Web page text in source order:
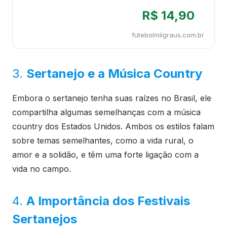
R$ 14,90
futebolmilgraus.com.br
3. Sertanejo e a Música Country
Embora o sertanejo tenha suas raízes no Brasil, ele
compartilha algumas semelhanças com a música
country dos Estados Unidos. Ambos os estilos falam
sobre temas semelhantes, como a vida rural, o
amor e a solidão, e têm uma forte ligação com a
vida no campo.
4. A Importância dos Festivais
Sertanejos